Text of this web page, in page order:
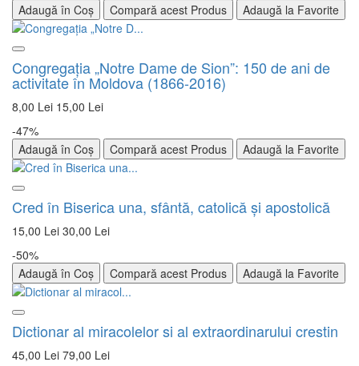
Adaugă în Coș
Compară acest Produs Adaugă la Favorite
Congregaţia „Notre Dame de Sion”: 150 de ani de
activitate în Moldova (1866-2016)
8,00 Lei 15,00 Lei
-47%
Adaugă în Coș
Compară acest Produs Adaugă la Favorite
Cred în Biserica una, sfântă, catolică şi apostolică
15,00 Lei 30,00 Lei
-50%
Adaugă în Coș
Compară acest Produs Adaugă la Favorite
Dictionar al miracolelor si al extraordinarului crestin
45,00 Lei 79,00 Lei